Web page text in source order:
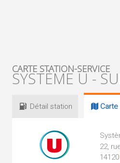
CARTE STATION-SERVICE
SYSTÈME U -
Détail station Carte
22,
14120